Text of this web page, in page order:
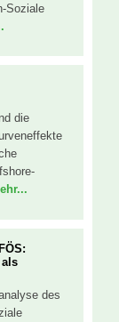
Soziale
die
des